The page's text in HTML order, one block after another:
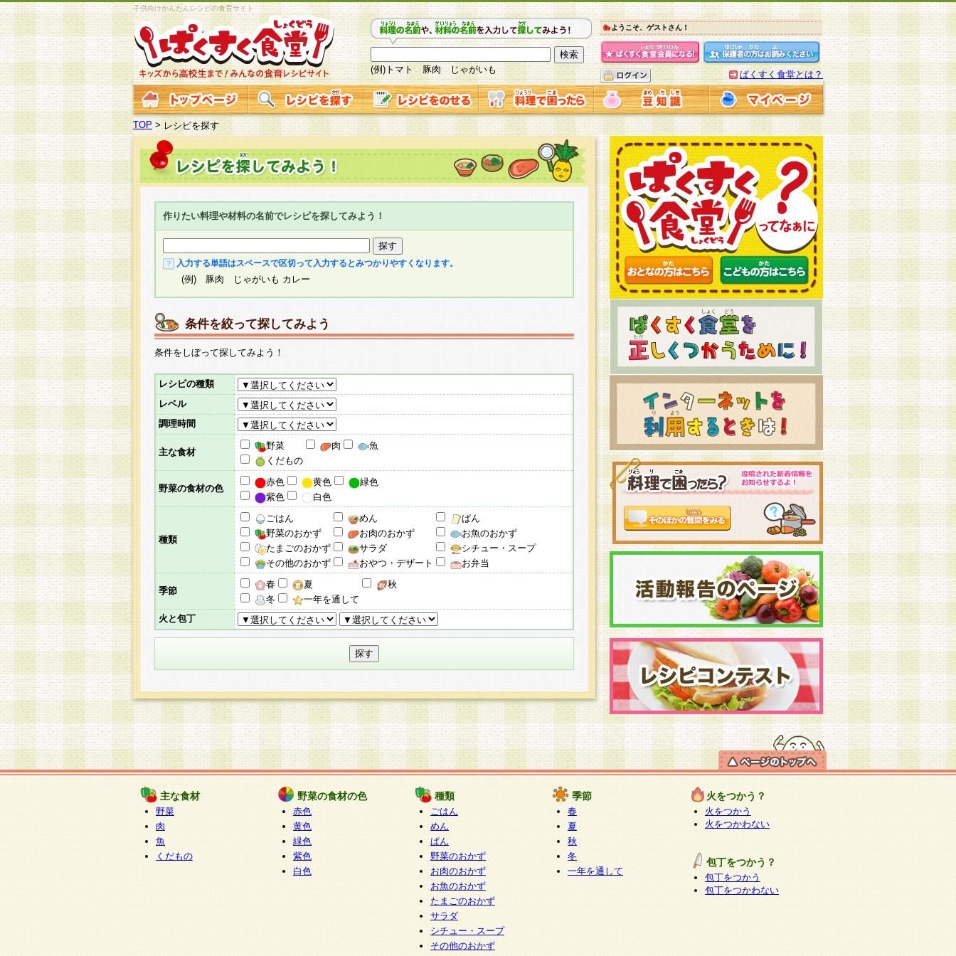
子供向けかんたんレシピの食育サイト
(例)トマト 豚肉 じゃがいも
ようこそ、ゲストさん！
ぱくすく食堂とは？
TOP >レシピを探す
作りたい料理や材料の名前でレシピを探してみよう！
入力する単語はスペースで区切って入力するとみつかりやすくなります。
(例) 豚肉 じゃがいも カレー
条件を絞って探してみよう
条件をしぼって探してみよう！
レシピの種類
レベル
調理時間
主な食材
野菜 肉
魚
くだもの
野菜の食材の色
赤色 黄色
緑色
紫色
白色
種類
ごはん めん
ぱん
野菜のおかず
お肉のおかず
お魚のおかず
たまごのおかず
サラダ
シチュー・スープ
その他のおかず
おやつ・デザート お弁当
季節
春 夏
秋
冬
一年を通して
火と包丁
主な食材
野菜
肉
魚
くだもの
野菜の食材の色
赤色
黄色
緑色
紫色
白色
種類
ごはん
めん
ぱん
野菜のおかず
お肉のおかず
お魚のおかず
たまごのおかず
サラダ
シチュー・スープ
その他のおかず
季節
春
夏
秋
冬
一年を通して
火をつかう？
火をつかう
火をつかわない
包丁をつかう？
包丁をつかう
包丁をつかわない